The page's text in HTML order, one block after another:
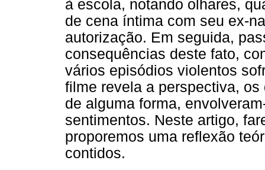
à escola, notando olhares,
de cena íntima com seu ex-
autorização. Em seguida,
consequências deste fato,
vários episódios violentos
filme revela a perspectiva,
de alguma forma,
sentimentos. Neste artigo,
proporemos uma reflexão
contidos.